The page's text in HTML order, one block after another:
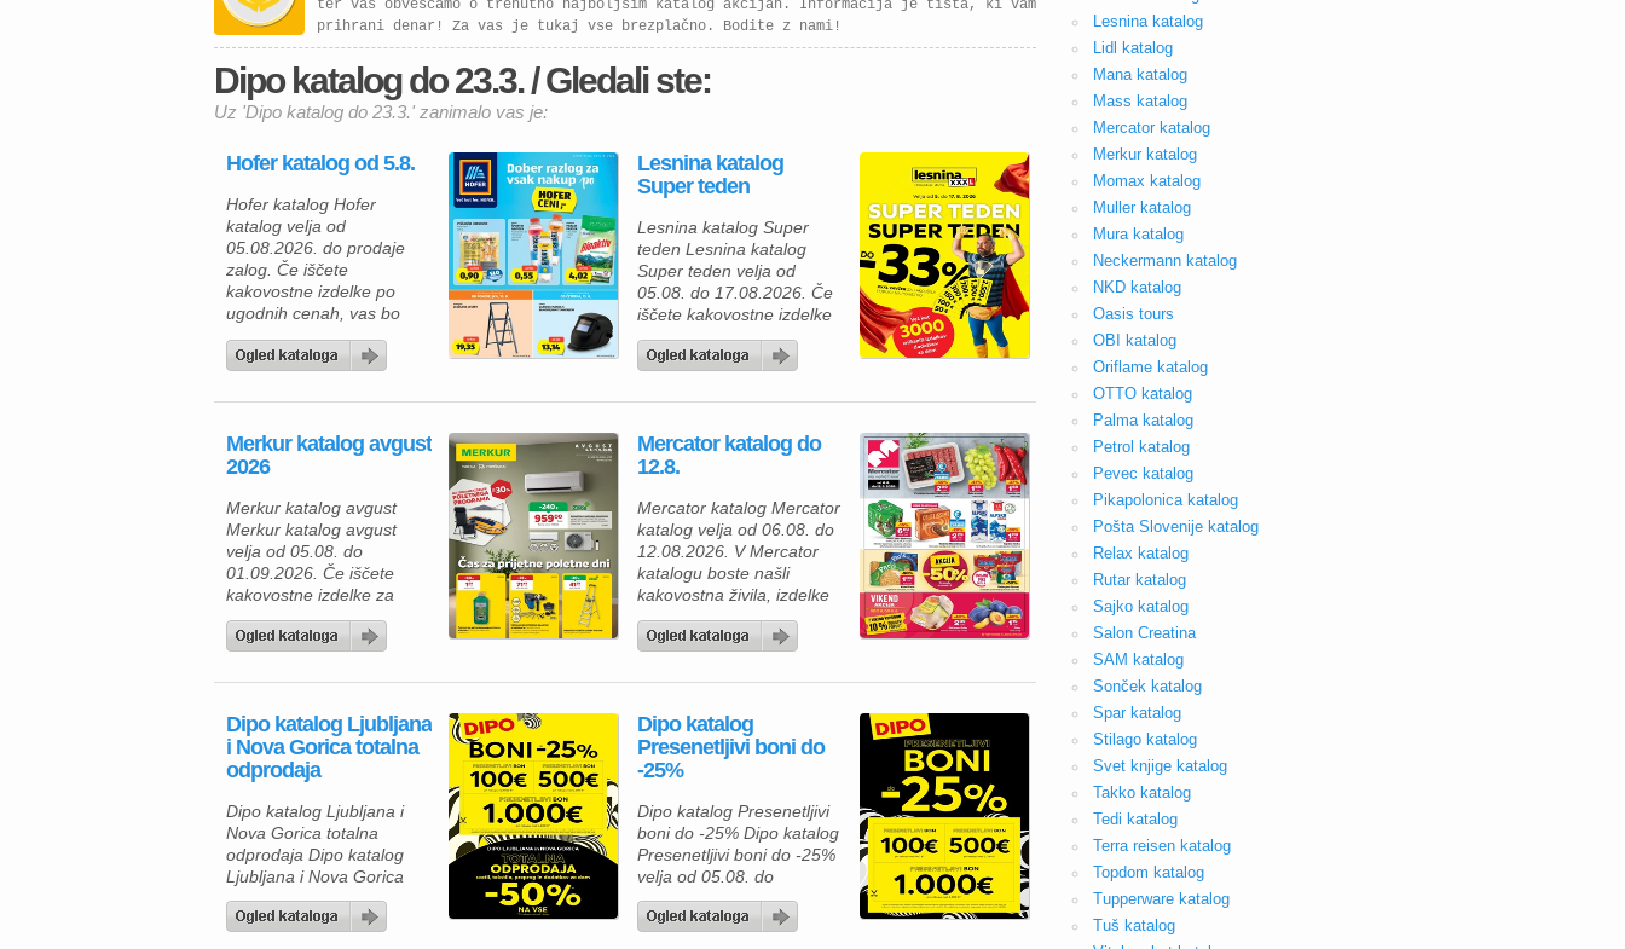
ter vas obveščamo o trenutno najboljšim katalog akcijah. Informacija je tista, ki vam
prihrani denar! Za vas je tukaj vse brezplačno. Bodite z nami!
Dipo katalog do 23.3. / Gledali ste:
Uz 'Dipo katalog do 23.3.' zanimalo vas je:
Hofer katalog od 5.8.
Hofer katalog Hofer
katalog velja od
05.08.2026. do prodaje
zalog. Če iščete
kakovostne izdelke po
ugodnih cenah, vas bo
zagotovo navdušila. Med
uporabo najdete številne
pijače, izdelke za dom in
gospodinjstvo ter
različna opravila. Za hiter
zajtrk ali malico lahko
izberete piščančje
hrenovke 200 […]
Lesnina katalog
Super teden
Lesnina katalog Super
teden Lesnina katalog
Super teden velja od
05.08. do 17.08.2026. Če
iščete kakovostne izdelke
za prijetnejši in lepše
urejen dom, vas bo
Lesnina kataloga zagotovo
odlične akcijske cene in
bogato izbiro izdelkov za
kuhinjo in jedilnico ter svoj
dom opremite po
ugodnejših cenah. Poleg
številnih […]
Merkur katalog avgust
2026
Merkur katalog avgust
Merkur katalog avgust
velja od 05.08. do
01.09.2026. Če iščete
kakovostne izdelke za
dom, vrt in delavnico, vas
bo aktualna ponudba iz
navdušila. Izkoristite
izbrane izdelke in
poskrbite za udobnejše
bivanje, lažje delo ter
prostega časa. V Merkur
ponudbi vas čakajo
gospodinjski aparati,
klimatske […]
Mercator katalog do
12.8.
Mercator katalog Mercator
katalog velja od 06.08. do
12.08.2026. V Mercator
katalogu boste našli
kakovostna živila, izdelke
za gospodinjstvo in
številne priljubljene
ugodnih cenah. Zdaj je
svojo shrambo, hladilnik in
zamrzovalnik ter pri tem
tudi prihranite. Za pripravo
izberete Premium
Mercator čevapčiče v
pakiranju 500 […]
Dipo katalog Ljubljana
i Nova Gorica totalna
odprodaja
Dipo katalog Ljubljana i
Nova Gorica totalna
odprodaja Dipo katalog
Ljubljana i Nova Gorica
totalna odprodaja velja od
05.08. do 08.08.2026.
Dipo katalog
Presenetljivi boni do
-25%
Dipo katalog Presenetljivi
boni do -25% Dipo katalog
Presenetljivi boni do -25%
velja od 05.08. do
08.08.2026. Predstavljamo
vam privlačno ponudbo iz
Lesnina katalog
Lidl katalog
Mana katalog
Mass katalog
Mercator katalog
Merkur katalog
Momax katalog
Muller katalog
Mura katalog
Neckermann katalog
NKD katalog
Oasis tours
OBI katalog
Oriflame katalog
OTTO katalog
Palma katalog
Petrol katalog
Pevec katalog
Pikapolonica katalog
Pošta Slovenije katalog
Relax katalog
Rutar katalog
Sajko katalog
Salon Creatina
SAM katalog
Sonček katalog
Spar katalog
Stilago katalog
Svet knjige katalog
Takko katalog
Tedi katalog
Terra reisen katalog
Topdom katalog
Tupperware katalog
Tuš katalog